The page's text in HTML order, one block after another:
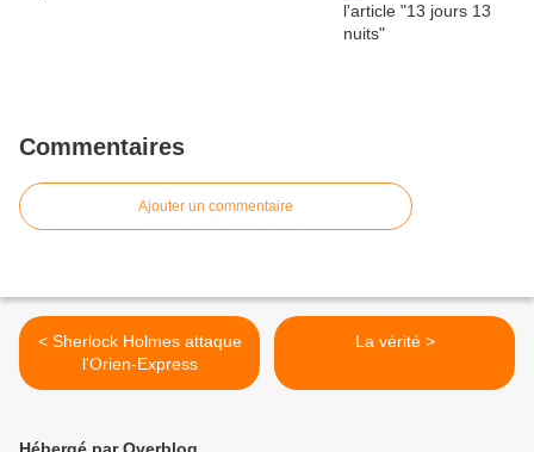
Commentaires
Ajouter un commentaire
< Sherlock Holmes attaque
l'Orien-Express
La vérité >